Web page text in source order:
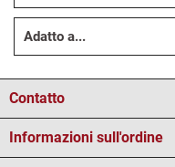
Adatto a...
Contatto
Informazioni sull'ordine